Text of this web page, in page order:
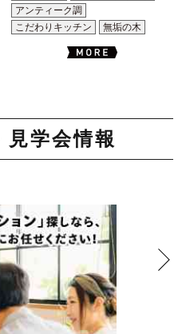
アンティーク調
こだわりキッチン
無垢の木
見学会情報